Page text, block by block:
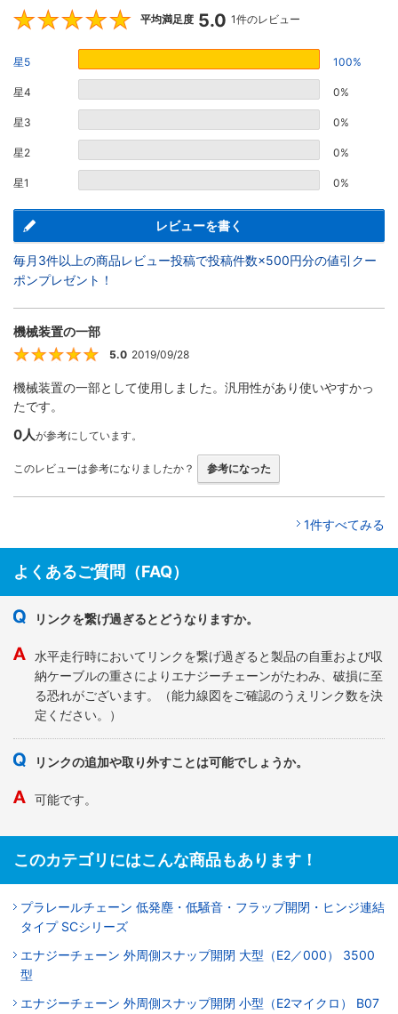
5
平均満足度 5.0 1件のレビュー
星5 100%
星4 0%
星3 0%
星2 0%
星1 0%
レビューを書く
毎月3件以上の商品レビュー投稿で投稿件数×500円分の値引クー
ポンプレゼント！
機械装置の一部
5
5.0 2019/09/28
機械装置の一部として使用しました。汎用性があり使いやすかっ
たです。
0人が参考にしています。
このレビューは参考になりましたか？ 参考になった
1件すべてみる
よくあるご質問（FAQ）
リンクを繋げ過ぎるとどうなりますか。
水平走行時においてリンクを繋げ過ぎると製品の自重および収
納ケーブルの重さによりエナジーチェーンがたわみ、破損に至
る恐れがございます。（能力線図をご確認のうえリンク数を決
定ください。）
リンクの追加や取り外すことは可能でしょうか。
可能です。
このカテゴリにはこんな商品もあります！
プラレールチェーン 低発塵・低騒音・フラップ開閉・ヒンジ連結
タイプ SCシリーズ
エナジーチェーン 外周側スナップ開閉 大型（E2／000） 3500
型
エナジーチェーン 外周側スナップ開閉 小型（E2マイクロ） B07